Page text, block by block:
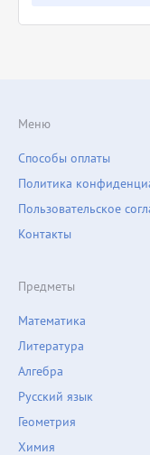
Предметы
Математика
Литература
Алгебра
Русский язык
Геометрия
Химия
Меню
Способы оплаты
Политика
Пользовательское
Контакты